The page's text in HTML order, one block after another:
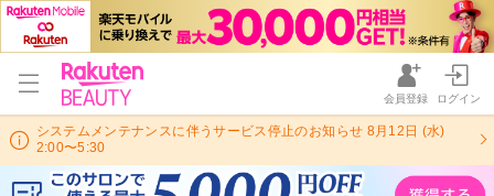
会員登録 ログイン
システムメンテナンスに伴うサービス停止のお知らせ 8月12日 (水)
2:00〜5:30